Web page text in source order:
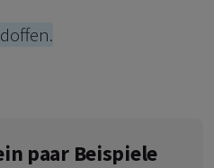
paar Beispiele